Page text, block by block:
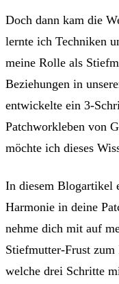
Doch dann kam die
lernte ich Techniken
meine Rolle als
Beziehungen in
entwickelte ein 3-
Patchworkleben von
möchte ich dieses
In diesem Blogartikel
Harmonie in deine
nehme dich mit auf
Stiefmutter-Frust
welche drei Schritte